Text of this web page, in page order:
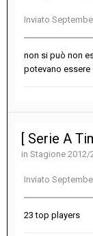
Inviato
non si può non
potevano essere
[ Serie A
in Stagione 2012/
Inviato
23 top players